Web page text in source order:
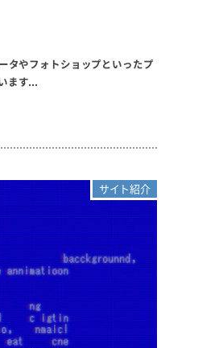
タやフォトショップといったプ
ます...
サイト紹介